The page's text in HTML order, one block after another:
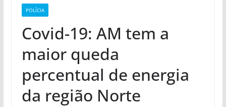
POLÍCIA
Covid-19: AM tem a
maior queda
percentual de energia
da região Norte